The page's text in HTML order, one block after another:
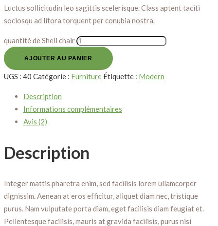
Luctus sollicitudin leo sagittis scelerisque. Class aptent taciti
sociosqu ad litora torquent per conubia nostra.
quantité de Shell chair
AJOUTER AU PANIER
UGS : 40 Catégorie : Furniture Étiquette : Modern
Description
Informations complémentaires
Avis (2)
Description
Integer mattis pharetra enim, sed facilisis lorem ullamcorper
dignissim. Aenean at eros efficitur, aliquet diam nec, tristique
purus. Nam vulputate porta diam, eget facilisis diam feugiat et.
Pellentesque facilisis, mauris at gravida facilisis, purus nisi